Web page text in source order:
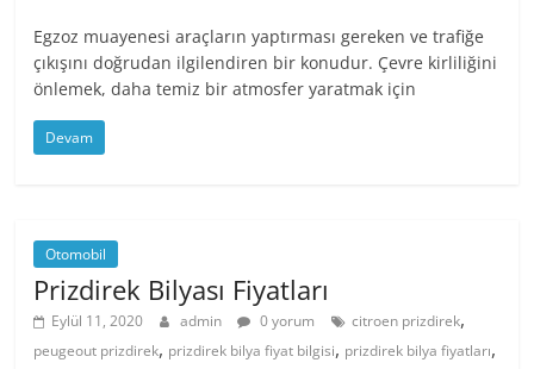
Egzoz muayenesi araçların yaptırması gereken ve trafiğe
çıkışını doğrudan ilgilendiren bir konudur. Çevre kirliliğini
önlemek, daha temiz bir atmosfer yaratmak için
Devam
Otomobil
Prizdirek Bilyası Fiyatları
Eylül 11, 2020 admin 0 yorum citroen prizdirek,
peugeout prizdirek, prizdirek bilya fiyat bilgisi, prizdirek bilya fiyatları,